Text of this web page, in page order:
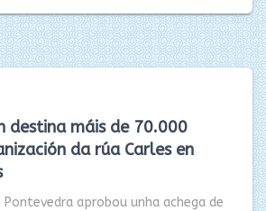
destina máis de 70.000
da rúa Carles en
aprobou unha achega de